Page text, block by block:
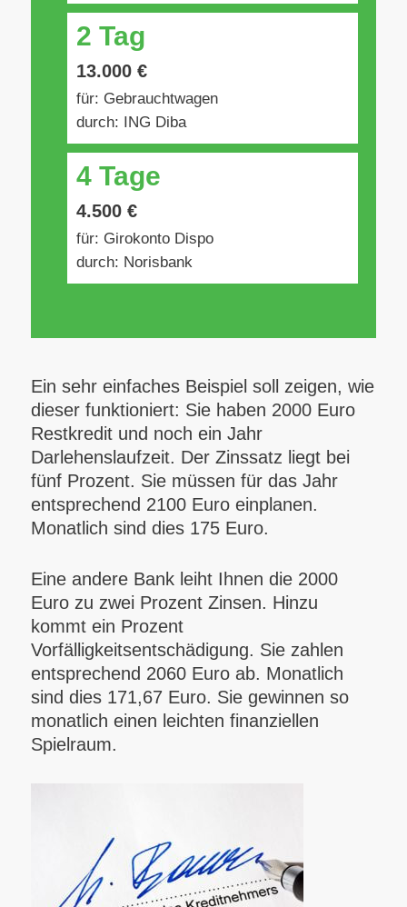
2 Tag
13.000 €
für: Gebrauchtwagen
durch: ING Diba
4 Tage
4.500 €
für: Girokonto Dispo
durch: Norisbank
Ein sehr einfaches Beispiel soll zeigen, wie
dieser funktioniert: Sie haben 2000 Euro
Restkredit und noch ein Jahr
Darlehenslaufzeit. Der Zinssatz liegt bei
fünf Prozent. Sie müssen für das Jahr
entsprechend 2100 Euro einplanen.
Monatlich sind dies 175 Euro.
Eine andere Bank leiht Ihnen die 2000
Euro zu zwei Prozent Zinsen. Hinzu
kommt ein Prozent
Vorfälligkeitsentschädigung. Sie zahlen
entsprechend 2060 Euro ab. Monatlich
sind dies 171,67 Euro. Sie gewinnen so
monatlich einen leichten finanziellen
Spielraum.